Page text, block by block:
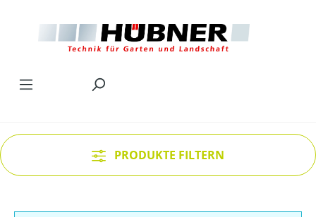
PRODUKTE FILTERN